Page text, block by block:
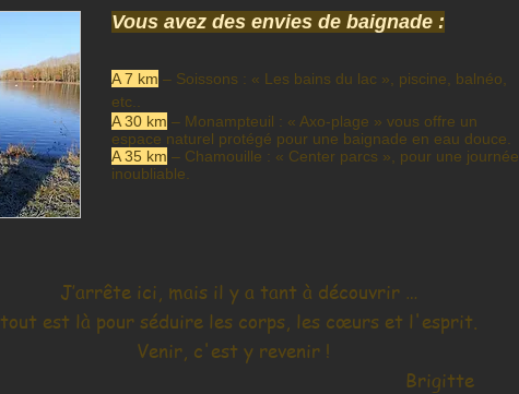
Vous avez des envies de baignade :
A 7 km – Soissons : « Les bains du lac », piscine, balnéo,
etc..
A 30 km – Monampteuil : « Axo-plage » vous offre un
espace naturel protégé pour une baignade en eau douce.
A 35 km – Chamouille : « Center parcs », pour une journée
inoubliable.
J’arrête ici, mais il y a tant à découvrir …
tout est là pour séduire les corps, les cœurs et l'esprit.
Venir, c'est y revenir !
Brigitte